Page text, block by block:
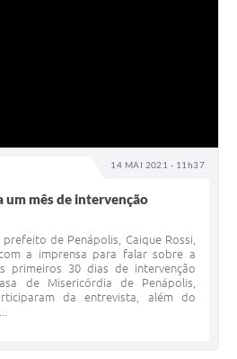
14 MAI 2021 - 11h37
um mês de intervenção
de Penápolis, Caique Rossi,
a imprensa para falar sobre a
primeiros 30 dias de intervenção
de Misericórdia de Penápolis,
da entrevista, além do